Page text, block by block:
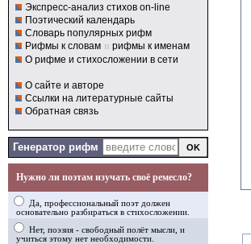
Экспресс-анализ стихов on-line
Поэтический календарь
Словарь популярных рифм
Рифмы к словам и рифмы к именам
О рифме и стихосложении в сети
О сайте и авторе
Ссылки на литературные сайты
Обратная связь
Генератор рифм
Нужно ли поэтам изучать своё ремесло?
Да, профессиональный поэт должен
основательно разбираться в стихосложении.
Нет, поэзия - свободный полёт мысли, и
учиться этому нет необходимости.